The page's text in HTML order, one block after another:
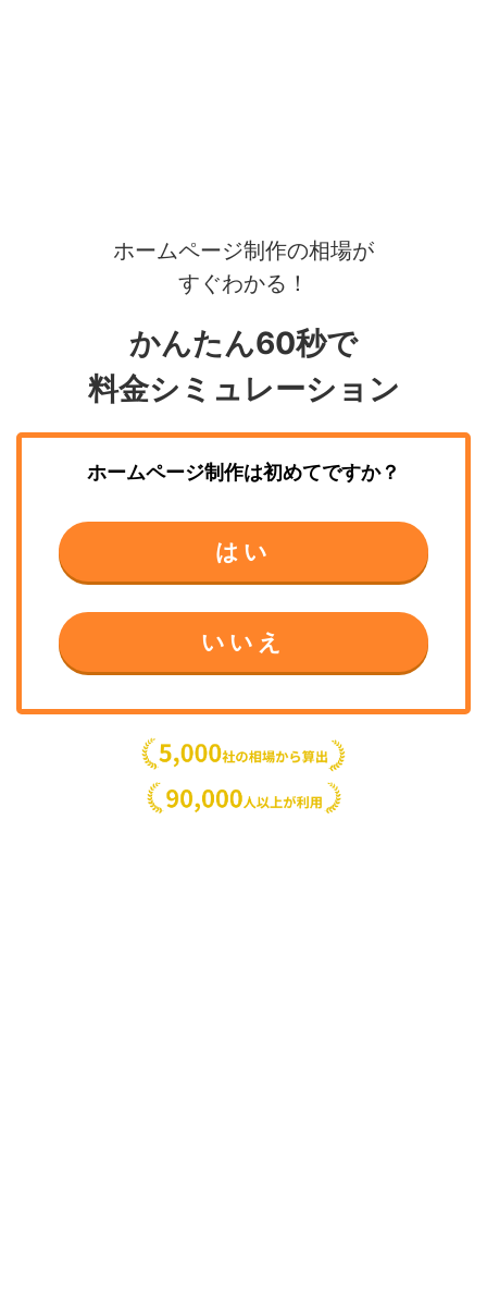
ホームページ制作の相場が
すぐわかる！
かんたん60秒で
料金シミュレーション
ホームページ制作は初めてですか？
はい
いいえ